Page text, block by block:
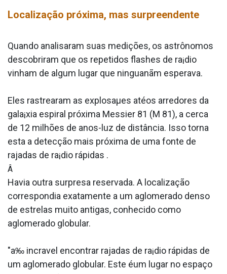
Localização próxima, mas surpreendente
Quando analisaram suas medições, os astrônomos
descobriram que os repetidos flashes de ra¡dio
vinham de algum lugar que ninguanãm esperava.
Eles rastrearam as explosaµes atéos arredores da
gala¡xia espiral próxima Messier 81 (M 81), a cerca
de 12 milhões de anos-luz de distância. Isso torna
esta a detecção mais próxima de uma fonte de
rajadas de ra¡dio rápidas .
Â
Havia outra surpresa reservada. A localização
correspondia exatamente a um aglomerado denso
de estrelas muito antigas, conhecido como
aglomerado globular.
"a‰ incra­vel encontrar rajadas de ra¡dio rápidas de
um aglomerado globular. Este éum lugar no espaço